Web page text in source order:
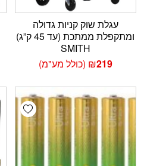
עגלת שוק קניות גדולה
ומתקפלת ממתכת (עד 45 ק”ג)
SMITH
₪219 (כולל מע"מ)